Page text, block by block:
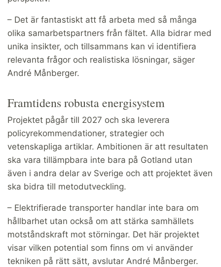
– Det är fantastiskt att få arbeta med så många
olika samarbetspartners från fältet. Alla bidrar med
unika insikter, och tillsammans kan vi identifiera
relevanta frågor och realistiska lösningar, säger
André Månberger.
Framtidens robusta energisystem
Projektet pågår till 2027 och ska leverera
policyrekommendationer, strategier och
vetenskapliga artiklar. Ambitionen är att resultaten
ska vara tillämpbara inte bara på Gotland utan
även i andra delar av Sverige och att projektet även
ska bidra till metodutveckling.
– Elektrifierade transporter handlar inte bara om
hållbarhet utan också om att stärka samhällets
motståndskraft mot störningar. Det här projektet
visar vilken potential som finns om vi använder
tekniken på rätt sätt, avslutar André Månberger.